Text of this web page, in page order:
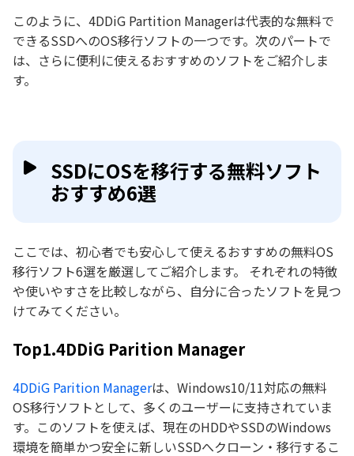
このように、4DDiG Partition Managerは代表的な無料で
できるSSDへのOS移行ソフトの一つです。次のパートで
は、さらに便利に使えるおすすめのソフトをご紹介しま
す。
SSDにOSを移行する無料ソフト
おすすめ6選
ここでは、初心者でも安心して使えるおすすめの無料OS
移行ソフト6選を厳選してご紹介します。 それぞれの特徴
や使いやすさを比較しながら、自分に合ったソフトを見つ
けてみてください。
Top1.4DDiG Parition Manager
4DDiG Parition Managerは、Windows10/11対応の無料
OS移行ソフトとして、多くのユーザーに支持されていま
す。このソフトを使えば、現在のHDDやSSDのWindows
環境を簡単かつ安全に新しいSSDへクローン・移行するこ